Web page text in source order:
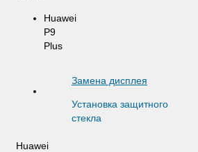
Huawei
P9
Plus
Замена дисплея
Установка защитного
стекла
Huawei